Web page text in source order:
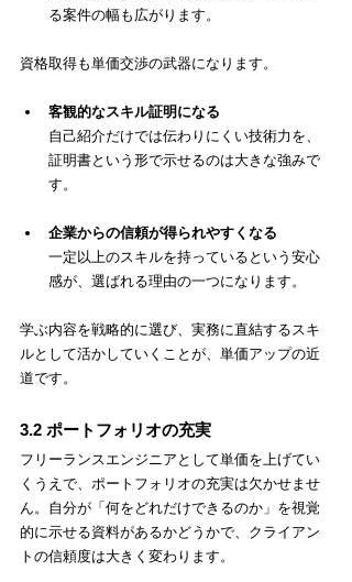
る案件の幅も広がります。
資格取得も単価交渉の武器になります。
客観的なスキル証明になる
自己紹介だけでは伝わりにくい技術力を、
証明書という形で示せるのは大きな強みで
す。
企業からの信頼が得られやすくなる
一定以上のスキルを持っているという安心
感が、選ばれる理由の一つになります。
学ぶ内容を戦略的に選び、実務に直結するスキ
ルとして活かしていくことが、単価アップの近
道です。
3.2 ポートフォリオの充実
フリーランスエンジニアとして単価を上げてい
くうえで、ポートフォリオの充実は欠かせませ
ん。自分が「何をどれだけできるのか」を視覚
的に示せる資料があるかどうかで、クライアン
トの信頼度は大きく変わります。